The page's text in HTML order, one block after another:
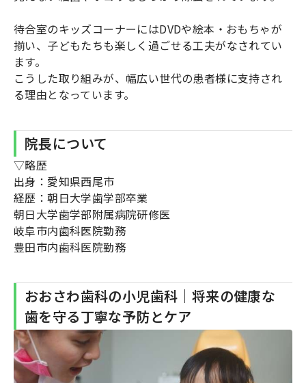
待合室のキッズコーナーにはDVDや絵本・おもちゃが
揃い、子どもたちも楽しく過ごせる工夫がなされてい
ます。
こうした取り組みが、幅広い世代の患者様に支持され
る理由となっています。
院長について
▽略歴
出身：愛知県西尾市
経歴：朝日大学歯学部卒業
朝日大学歯学部附属病院研修医
岐阜市内歯科医院勤務
豊田市内歯科医院勤務
おおさわ歯科の小児歯科｜将来の健康な
歯を守る丁寧な予防とケア